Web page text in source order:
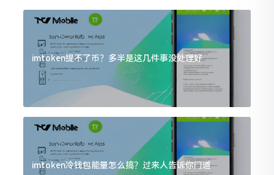
imtoken提不了币？多半是这几件事没处理好
imtoken冷钱包能量怎么搞？过来人告诉你门道